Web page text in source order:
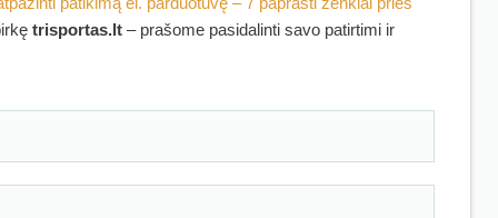
trisportas.lt – prašome pasidalinti savo patirtimi ir